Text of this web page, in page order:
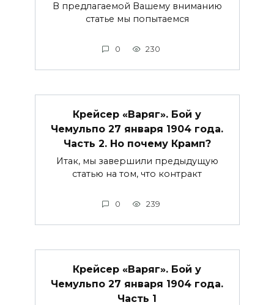
В предлагаемой Вашему вниманию
статье мы попытаемся
0 230
Крейсер «Варяг». Бой у
Чемульпо 27 января 1904 года.
Часть 2. Но почему Крамп?
Итак, мы завершили предыдущую
статью на том, что контракт
0 239
Крейсер «Варяг». Бой у
Чемульпо 27 января 1904 года.
Часть 1